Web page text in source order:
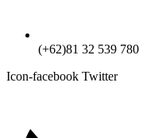
(+62)81 32 539 780
Icon-facebook Twitter